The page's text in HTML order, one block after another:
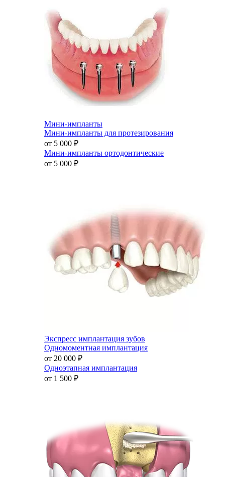
Мини-импланты
Мини-импланты для протезирования
от 5 000 ₽
Мини-импланты ортодонтические
от 5 000 ₽
Экспресс имплантация зубов
Одномоментная имплантация
от 20 000 ₽
Одноэтапная имплантация
от 1 500 ₽